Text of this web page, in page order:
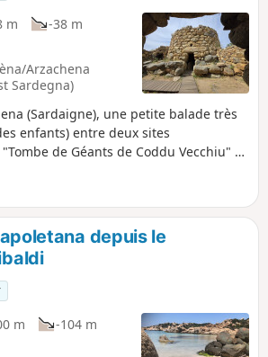
m
-38 m
Arzachena
Sardegna)
(Sardaigne), une petite balade très
enfants) entre deux sites
de Géants de Coddu Vecchiu" et
hors-saison à cause de la
de ces sites en plein été. En
une balade qui durera entre une
heures.
depuis le
m
-104 m